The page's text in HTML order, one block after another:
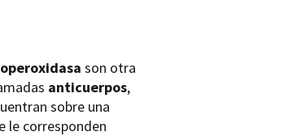
son otra
anticuerpos,
sobre una
le corresponden